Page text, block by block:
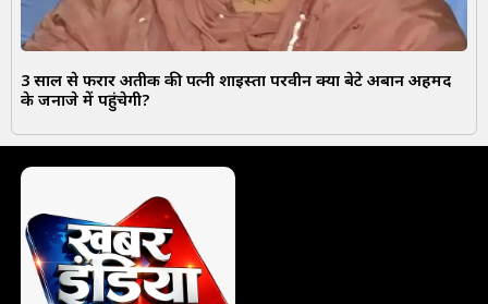
3 साल से फरार अतीक की पत्नी शाइस्ता परवीन क्या बेटे अबान अहमद
के जनाजे में पहुंचेगी?